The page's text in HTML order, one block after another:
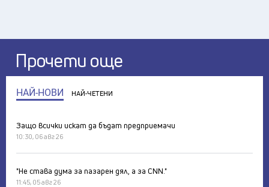
Прочети още
НАЙ-НОВИ НАЙ-ЧЕТЕНИ
Защо всички искат да бъдат предприемачи
10:30, 06 авг 26
"Не става дума за пазарен дял, а за CNN."
11:45, 05 авг 26